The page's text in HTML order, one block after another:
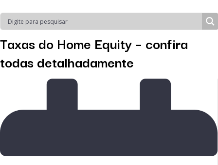
Taxas do Home Equity – confira
todas detalhadamente